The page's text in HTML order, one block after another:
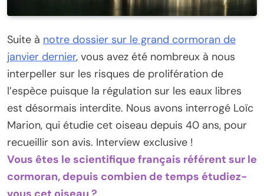
Suite à notre dossier sur le grand cormoran de
janvier dernier, vous avez été nombreux à nous
interpeller sur les risques de prolifération de
l’espèce puisque la régulation sur les eaux libres
est désormais interdite. Nous avons interrogé Loïc
Marion, qui étudie cet oiseau depuis 40 ans, pour
recueillir son avis. Interview exclusive !
Vous êtes le scientifique français référent sur le
cormoran, depuis combien de temps étudiez-